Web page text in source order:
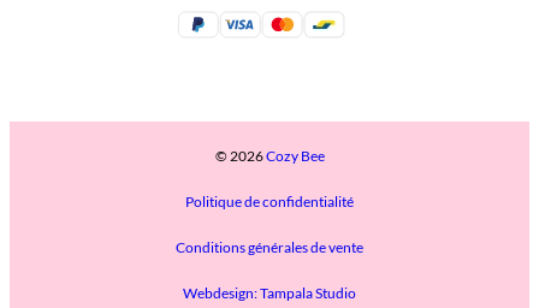
© 2026Cozy Bee
Politique de confidentialité
Conditions générales de vente
Webdesign: Tampala Studio